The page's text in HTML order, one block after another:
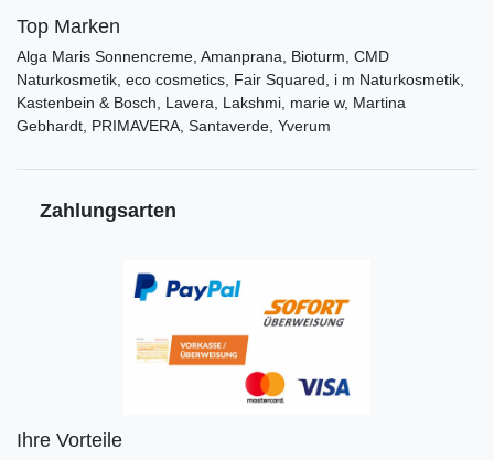
Top Marken
Alga Maris Sonnencreme, Amanprana, Bioturm, CMD
Naturkosmetik, eco cosmetics, Fair Squared, i m Naturkosmetik,
Kastenbein & Bosch, Lavera, Lakshmi, marie w, Martina
Gebhardt, PRIMAVERA, Santaverde, Yverum
Zahlungsarten
Ihre Vorteile